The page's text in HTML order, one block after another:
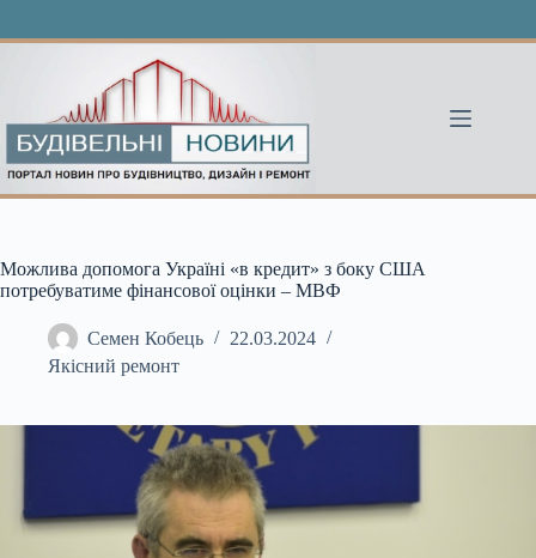
Можлива допомога Україні «в кредит» з боку США
потребуватиме фінансової оцінки – МВФ
Семен Кобець
22.03.2024
Якісний ремонт